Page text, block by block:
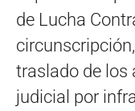
de Lucha
traslado de los
judicial por